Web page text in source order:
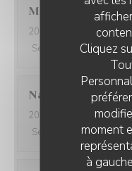
Cliquez
moment
à
Marwan
2024-02-06
- 20:00 -
Service
/5 Ambiance:
Nathalie
2024-02-06
- 20:00 -
Service
/5 Ambiance :